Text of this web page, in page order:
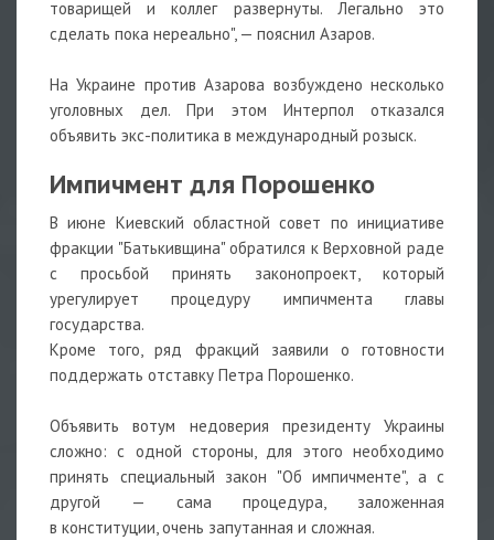
товарищей и коллег развернуты. Легально это
сделать пока нереально", — пояснил Азаров.
На Украине против Азарова возбуждено несколько
уголовных дел. При этом Интерпол отказался
объявить экс-политика в международный розыск.
Импичмент для Порошенко
В июне Киевский областной совет по инициативе
фракции "Батькивщина" обратился к Верховной раде
с просьбой принять законопроект, который
урегулирует процедуру импичмента главы
государства.
Кроме того, ряд фракций заявили о готовности
поддержать отставку Петра Порошенко.
Объявить вотум недоверия президенту Украины
сложно: с одной стороны, для этого необходимо
принять специальный закон "Об импичменте", а с
другой — сама процедура, заложенная
в конституции, очень запутанная и сложная.